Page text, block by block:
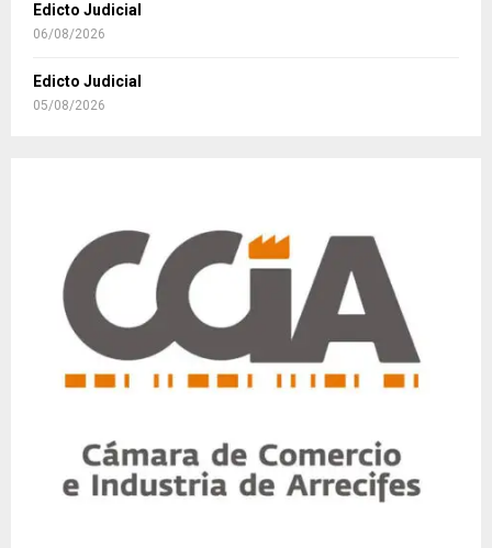
Edicto Judicial
06/08/2026
Edicto Judicial
05/08/2026